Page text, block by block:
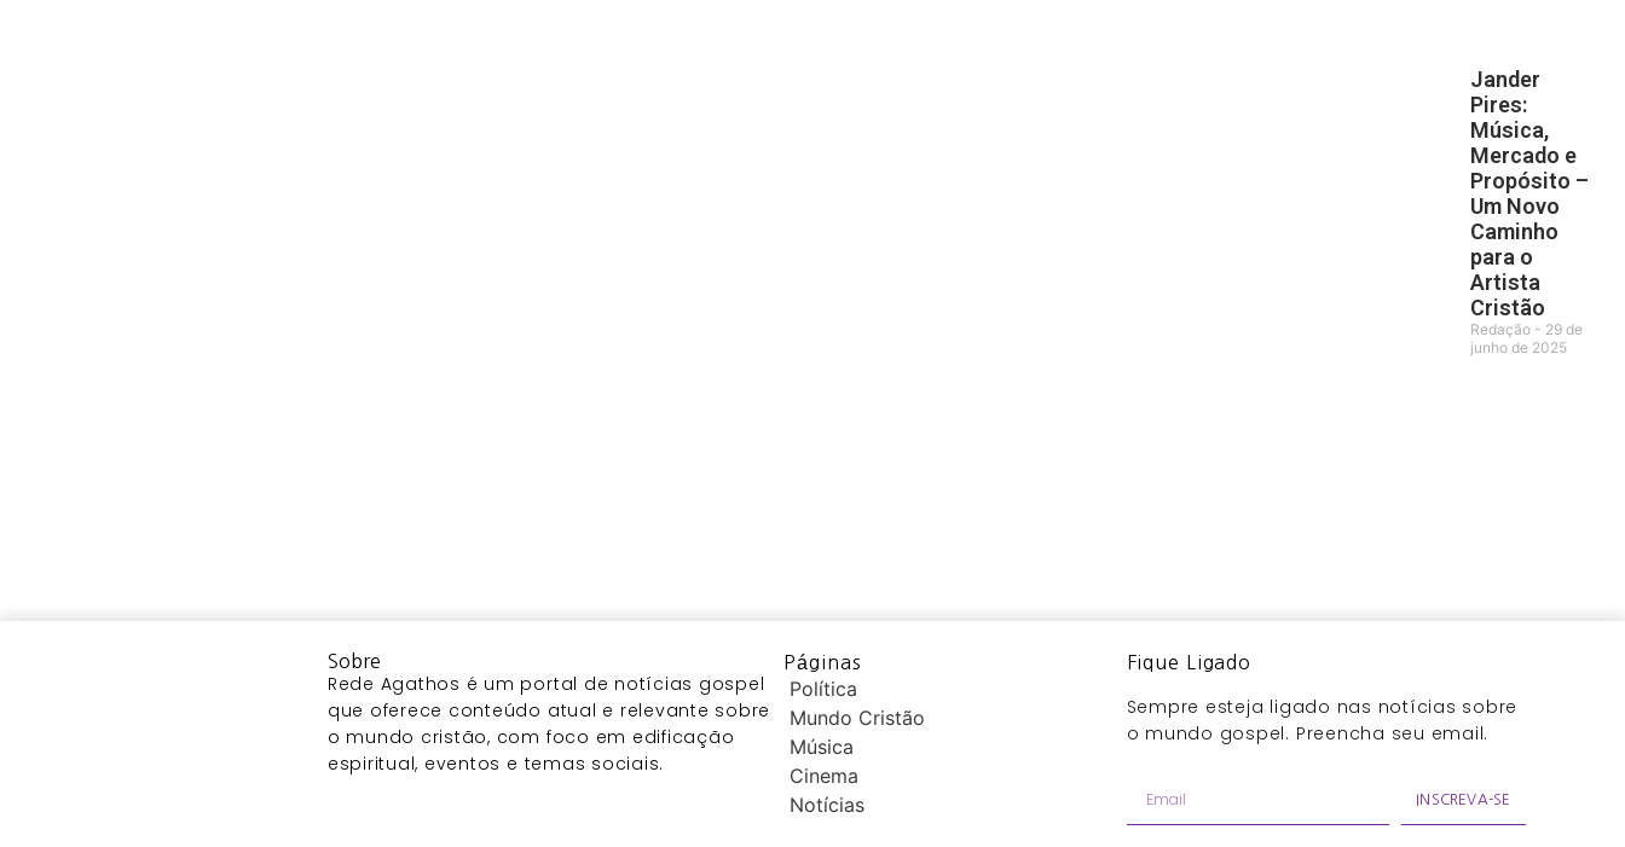
Jander
Pires:
Música,
Mercado e
Propósito –
Um Novo
Caminho
para o
Artista
Cristão
Redação
29 de
junho de 2025
Sobre
Rede Agathos é um portal de notícias gospel
que oferece conteúdo atual e relevante sobre
o mundo cristão, com foco em edificação
espiritual, eventos e temas sociais.
Páginas
Política
Mundo Cristão
Música
Cinema
Notícias
Fique Ligado
Sempre esteja ligado nas notícias sobre
o mundo gospel. Preencha seu email.
INSCREVA-SE